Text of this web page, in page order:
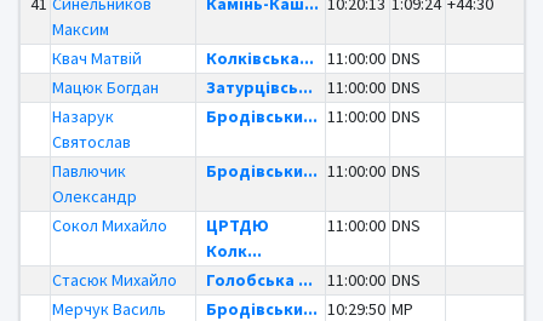
Максим
Квач Матвій Колківська... 11:00:00 DNS
Мацюк Богдан
Затурцівсь... 11:00:00 DNS
Назарук
Святослав
Бродівськи... 11:00:00 DNS
Павлючик
Олександр
Бродівськи... 11:00:00 DNS
Сокол Михайло
ЦРТДЮ
Колк...
11:00:00 DNS
Стасюк Михайло Голобська ... 11:00:00 DNS
Мерчук Василь
Бродівськи... 10:29:50 MP